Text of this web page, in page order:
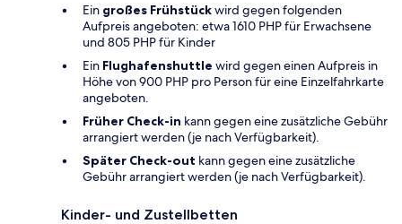
Ein großes Frühstückwird gegen folgenden
Aufpreis angeboten: etwa 1610 PHP für Erwachsene
und 805 PHP für Kinder
Ein Flughafenshuttle wird gegen einen Aufpreis in
Höhe von 900 PHP pro Person für eine Einzelfahrkarte
angeboten.
Früher Check-in kann gegen eine zusätzliche Gebühr
arrangiert werden (je nach Verfügbarkeit).
Später Check-out kann gegen eine zusätzliche
Gebühr arrangiert werden (je nach Verfügbarkeit).
Kinder- und Zustellbetten